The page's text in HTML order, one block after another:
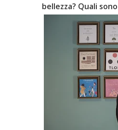
bellezza? Quali